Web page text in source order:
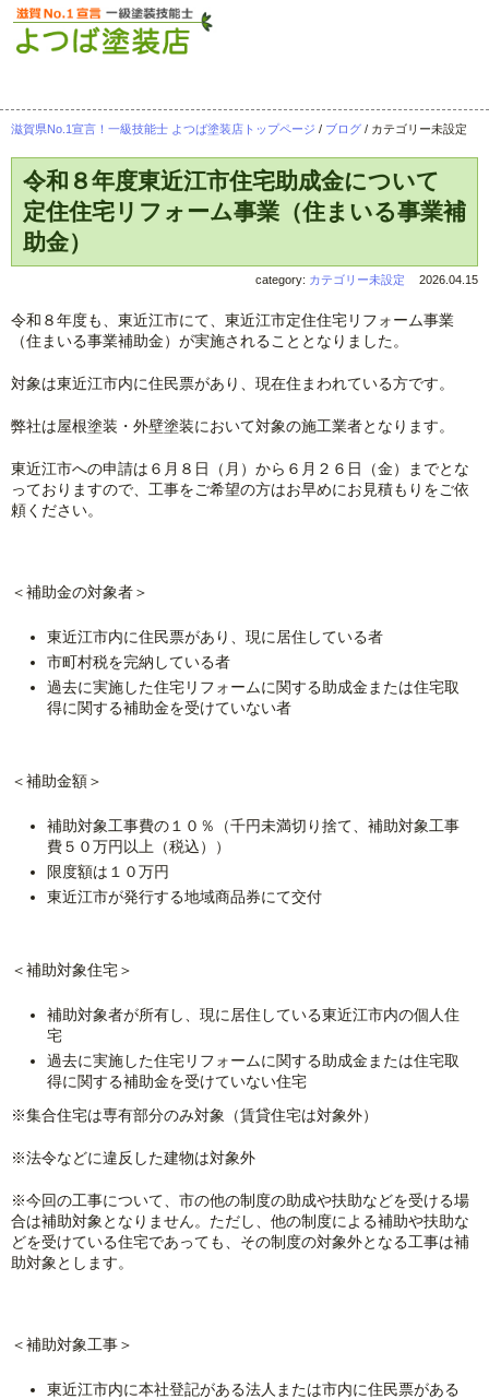
滋賀県No.1宣言！一級技能士 よつば塗装店トップページ / ブログ / カテゴリー未設定
令和８年度東近江市住宅助成金について
定住住宅リフォーム事業（住まいる事業補
助金）
category: カテゴリー未設定 2026.04.15
令和８年度も、東近江市にて、東近江市定住住宅リフォーム事業
（住まいる事業補助金）が実施されることとなりました。
対象は東近江市内に住民票があり、現在住まわれている方です。
弊社は屋根塗装・外壁塗装において対象の施工業者となります。
東近江市への申請は６月８日（月）から６月２６日（金）までとな
っておりますので、工事をご希望の方はお早めにお見積もりをご依
頼ください。
＜補助金の対象者＞
東近江市内に住民票があり、現に居住している者
市町村税を完納している者
過去に実施した住宅リフォームに関する助成金または住宅取
得に関する補助金を受けていない者
＜補助金額＞
補助対象工事費の１０％（千円未満切り捨て、補助対象工事
費５０万円以上（税込））
限度額は１０万円
東近江市が発行する地域商品券にて交付
＜補助対象住宅＞
補助対象者が所有し、現に居住している東近江市内の個人住
宅
過去に実施した住宅リフォームに関する助成金または住宅取
得に関する補助金を受けていない住宅
※集合住宅は専有部分のみ対象（賃貸住宅は対象外）
※法令などに違反した建物は対象外
※今回の工事について、市の他の制度の助成や扶助などを受ける場
合は補助対象となりません。ただし、他の制度による補助や扶助な
どを受けている住宅であっても、その制度の対象外となる工事は補
助対象とします。
＜補助対象工事＞
東近江市内に本社登記がある法人または市内に住民票がある